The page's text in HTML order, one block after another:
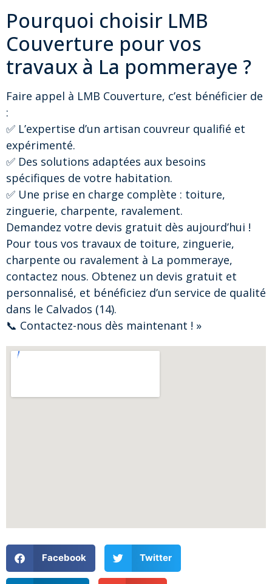
Pourquoi choisir LMB
Couverture pour vos
travaux à La pommeraye ?
Faire appel à LMB Couverture, c’est bénéficier de
:
✅ L’expertise d’un artisan couvreur qualifié et
expérimenté.
✅ Des solutions adaptées aux besoins
spécifiques de votre habitation.
✅ Une prise en charge complète : toiture,
zinguerie, charpente, ravalement.
Demandez votre devis gratuit dès aujourd’hui !
Pour tous vos travaux de toiture, zinguerie,
charpente ou ravalement à La pommeraye,
contactez nous. Obtenez un devis gratuit et
personnalisé, et bénéficiez d’un service de qualité
dans le Calvados (14).
📞 Contactez-nous dès maintenant ! »
Facebook Twitter